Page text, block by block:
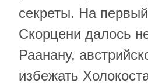
секреты. На
Скорцени далось
Раанану,
избежать